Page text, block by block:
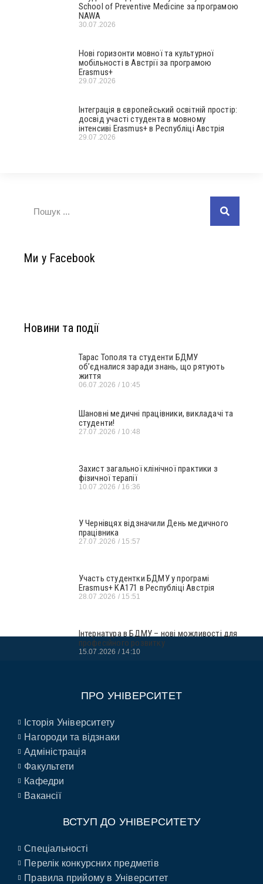
School of Preventive Medicine за програмою
NAWA
30.07.2026
Нові горизонти мовної та культурної
мобільності в Австрії за програмою
Erasmus+
29.07.2026
Інтеграція в європейський освітній простір:
досвід участі студента в мовному
інтенсиві Erasmus+ в Республіці Австрія
29.07.2026
Ми у Facebook
Новини та події
Тарас Тополя та студенти БДМУ
об’єдналися заради знань, що рятують
життя
06.07.2026 10:45
Шановні медичні працівники, викладачі та
студенти!
27.07.2026 10:48
Захист загальної клінічної практики з
фізичної терапії
10.07.2026 16:36
У Чернівцях відзначили День медичного
працівника
27.07.2026 15:57
Участь студентки БДМУ у програмі
Erasmus+ KA171 в Республіці Австрія
28.07.2026 15:51
Інтернатура в БДМУ – нові можливості для
професійного розвитку
15.07.2026 14:10
ПРО УНІВЕРСИТЕТ
Історія Університету
Нагороди та відзнаки
Адміністрація
Факультети
Кафедри
Вакансії
ВСТУП ДО УНІВЕРСИТЕТУ
Спеціальності
Перелік конкурсних предметів
Правила прийому в Університет